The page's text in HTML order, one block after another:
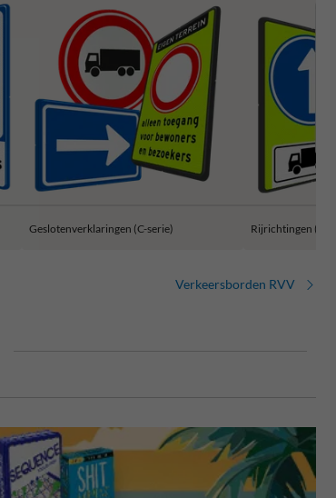
Geslotenverklaringen (C-serie) Rijrichtingen (D-
Verkeersborden RVV